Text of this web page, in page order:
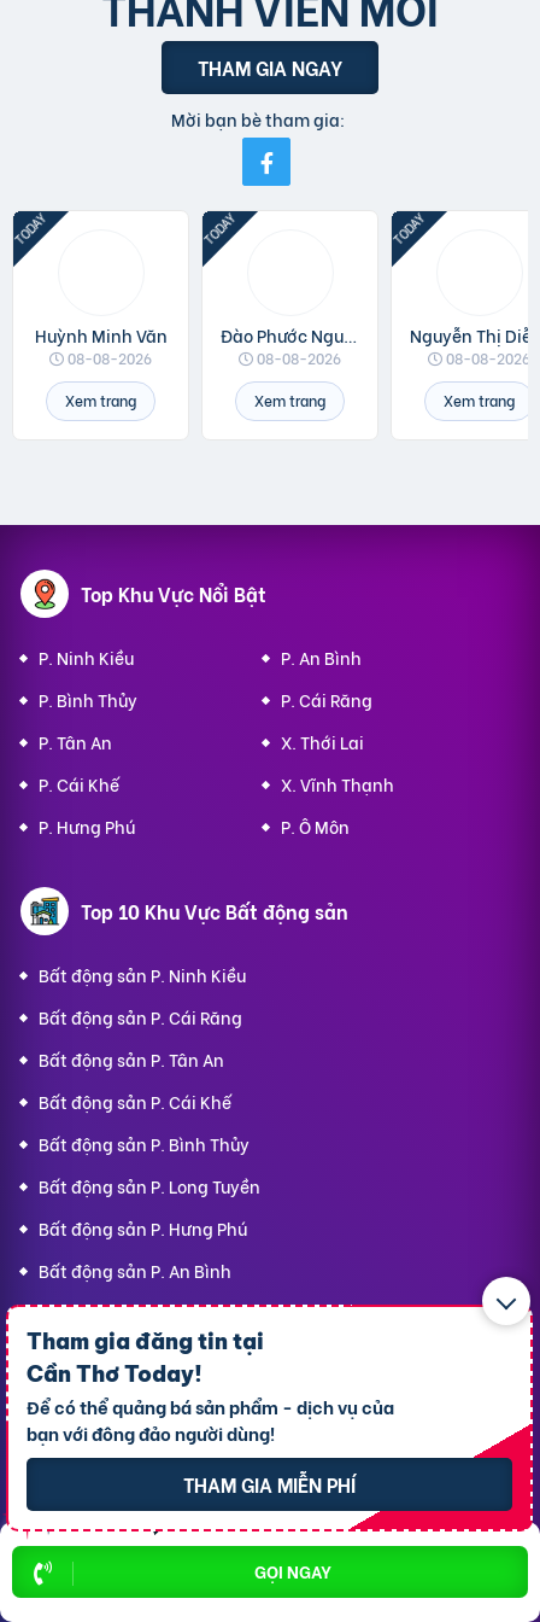
GỌI NGAY
Tham gia đăng tin tại
Cần Thơ Today!
Để có thể quảng bá sản phẩm - dịch vụ của
bạn với đông đảo người dùng!
THAM GIA MIỄN PHÍ
THAM GIA NGAY
Mời bạn bè tham gia:
Huỳnh Minh Văn
08-08-2026
Xem trang
Đào Phước Nguyên
08-08-2026
Xem trang
08-08-2026
Xem trang
Top Khu Vực Nổi Bật
P. Ninh Kiều
P. An Bình
P. Bình Thủy
P. Cái Răng
P. Tân An
X. Thới Lai
P. Cái Khế
X. Vĩnh Thạnh
P. Hưng Phú
P. Ô Môn
Top 10 Khu Vực Bất động sản
Bất động sản P. Ninh Kiều
Bất động sản P. Cái Răng
Bất động sản P. Tân An
Bất động sản P. Cái Khế
Bất động sản P. Bình Thủy
Bất động sản P. Long Tuyền
Bất động sản P. Hưng Phú
Bất động sản P. An Bình
Bất động sản X. Phong Điền
Bất động sản P. Ô Môn
Dịch vụ
Cho thuê xe ôtô
Cho thuê phòng trọ
khách hàng
Giới thiệu
Thông báo